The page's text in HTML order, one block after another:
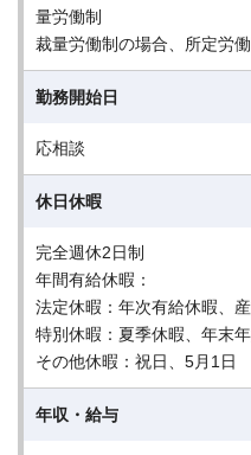
量労働制
裁量労働制の場合、所定労
勤務開始日
応相談
休日休暇
完全週休2日制
年間有給休暇：
法定休暇：年次有給休暇、
特別休暇：夏季休暇、年末
その他休暇：祝日、5月1日
年収・給与